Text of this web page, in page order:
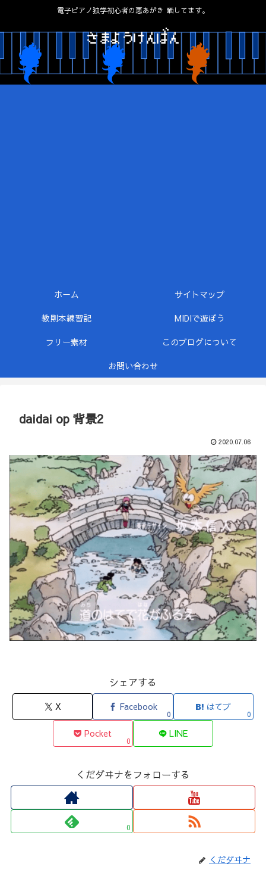
電子ピアノ独学初心者の悪あがき 晒してます。
ホーム
サイトマップ
教則本練習記
MIDIで遊ぼう
フリー素材
このブログについて
お問い合わせ
daidai op 背景2
2020.07.06
シェアする
X Facebook
0
はてブ
0
Pocket
0
LINE
くだダヰナをフォローする
0
くだダヰナ